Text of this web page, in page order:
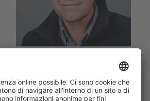
Natalino
Kratter